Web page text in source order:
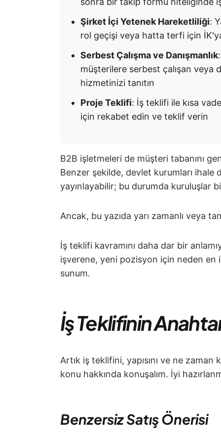
Şirket İçi Yetenek Hareketliliği:
rol geçişi veya hatta terfi için
Serbest Çalışma ve Danışmanlık
müşterilere serbest çalışan veya
hizmetinizi tanıtın
Proje Teklifi: İş teklifi ile kısa
için rekabet edin ve teklif verin
B2B işletmeleri de müşteri tabanını
Benzer şekilde, devlet kurumları ihale
yayınlayabilir; bu durumda kuruluşlar
Ancak, bu yazıda yarı zamanlı veya
İş teklifi kavramını daha dar bir
işverene, yeni pozisyon için neden
sunum.
İş Teklifinin
Artık iş teklifini, yapısını ve ne zaman
konu hakkında konuşalım. İyi
Benzersiz Satış Önerisi